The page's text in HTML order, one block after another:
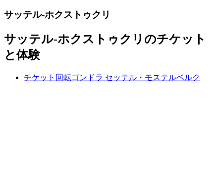
サッテル-ホクストゥクリ
サッテル-ホクストゥクリのチケット
と体験
チケット回転ゴンドラ セッテル・モステルベルク